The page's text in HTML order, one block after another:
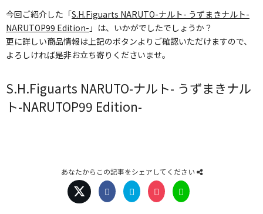
今回ご紹介した「S.H.Figuarts NARUTO-ナルト- うずまきナルト-
NARUTOP99 Edition- 」は、いかがでしたでしょうか？
更に詳しい商品情報は上記のボタンよりご確認いただけますので、
よろしければ是非お立ち寄りくださいませ。
S.H.Figuarts NARUTO-ナルト- うずまきナル
ト-NARUTOP99 Edition-
あなたからこの記事をシェアしてください